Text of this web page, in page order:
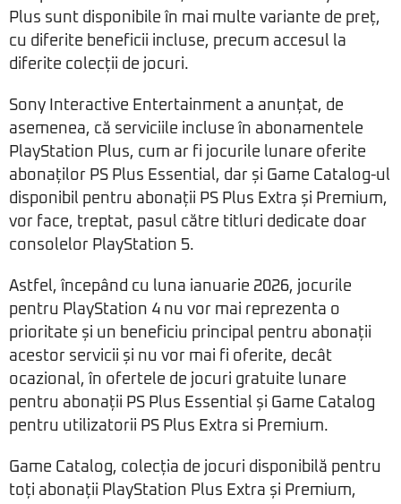
Plus sunt disponibile în mai multe variante de preț,
cu diferite beneficii incluse, precum accesul la
diferite colecții de jocuri.
Sony Interactive Entertainment a anunțat, de
asemenea, că serviciile incluse în abonamentele
PlayStation Plus, cum ar fi jocurile lunare oferite
abonaților PS Plus Essential, dar și Game Catalog-ul
disponibil pentru abonații PS Plus Extra și Premium,
vor face, treptat, pasul către titluri dedicate doar
consolelor PlayStation 5.
Astfel, începând cu luna ianuarie 2026, jocurile
pentru PlayStation 4 nu vor mai reprezenta o
prioritate și un beneficiu principal pentru abonații
acestor servicii și nu vor mai fi oferite, decât
ocazional, în ofertele de jocuri gratuite lunare
pentru abonații PS Plus Essential și Game Catalog
pentru utilizatorii PS Plus Extra si Premium.
Game Catalog, colecția de jocuri disponibilă pentru
toți abonații PlayStation Plus Extra și Premium,